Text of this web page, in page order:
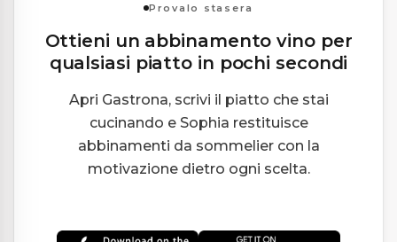
Provalo stasera
Ottieni un abbinamento vino per
qualsiasi piatto in pochi secondi
Apri Gastrona, scrivi il piatto che stai
cucinando e Sophia restituisce
abbinamenti da sommelier con la
motivazione dietro ogni scelta.